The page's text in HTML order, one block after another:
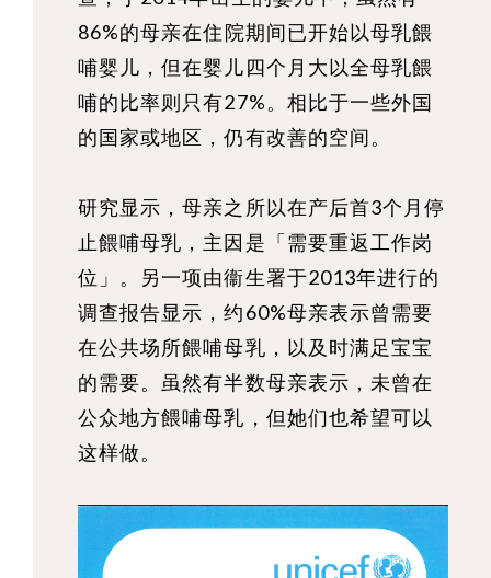
86%的母亲在住院期间已开始以母乳餵
哺婴儿，但在婴儿四个月大以全母乳餵
哺的比率则只有27%。相比于一些外国
的国家或地区，仍有改善的空间。
研究显示，母亲之所以在产后首3个月停
止餵哺母乳，主因是「需要重返工作岗
位」。另一项由衞生署于2013年进行的
调查报告显示，约60%母亲表示曾需要
在公共场所餵哺母乳，以及时满足宝宝
的需要。虽然有半数母亲表示，未曾在
公众地方餵哺母乳，但她们也希望可以
这样做。